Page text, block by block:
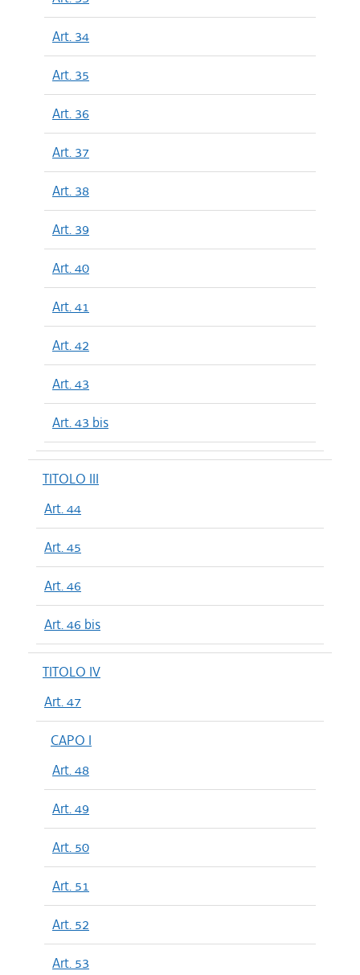
Art. 34
Art. 35
Art. 36
Art. 37
Art. 38
Art. 39
Art. 40
Art. 41
Art. 42
Art. 43
Art. 43 bis
TITOLO III
Art. 44
Art. 45
Art. 46
Art. 46 bis
TITOLO IV
Art. 47
CAPO I
Art. 48
Art. 49
Art. 50
Art. 51
Art. 52
Art. 53